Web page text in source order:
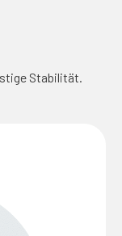
Stabilität.